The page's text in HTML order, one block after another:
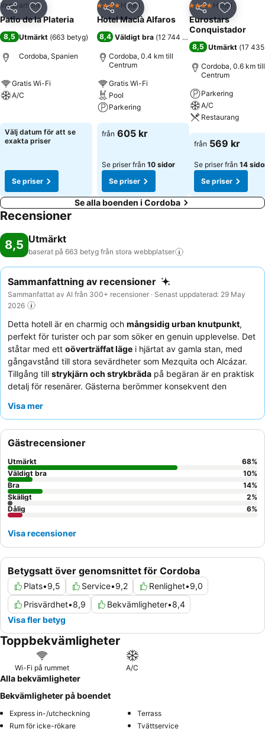
Dela Lägg till i Mina Favoriter
Vandrarhem
Patio de la Plateria
8,5 Utmärkt (663 betyg)
Cordoba, Spanien
Gratis Wi-Fi
A/C
Välj datum för att se
exakta priser
Se priser
Dela Lägg till i Mina Favoriter
4 StjärnorHotell
Hotel Macià Alfaros
8,4 Väldigt bra (12 744 betyg
Cordoba, 0.4 km till
Centrum
Gratis Wi-Fi
Pool
Parkering
Se priser
från 605 kr
Se priser från 10 sidor
Se priser
Dela Lägg till
4 StjärnorHotell
Eurostars
Conquistador
8,5 Utmärkt (17
Cordoba, 0.6 km till
Centrum
Parkering
A/C
Restaurang
Se priser
från 569 kr
Se priser från 14
Se priser
Se alla boenden i Cordoba
Recensioner
8,5 Utmärkt
baserat på 663 betyg från stora webbplatser
Sammanfattning av recensioner
Sammanfattat av AI från 300+ recensioner · Senast uppdaterad: 29 May
2026
Detta hotell är en charmig och mångsidig urban knutpunkt,
perfekt för turister och par som söker en genuin upplevelse. Det
ståtar med ett oöverträffat läge i hjärtat av gamla stan, med
gångavstånd till stora sevärdheter som Mezquita och Alcázar.
Tillgång till strykjärn och strykbräda på begäran är en praktisk
detalj för resenärer. Gästerna berömmer konsekvent den
otroligt vänlig, hjälpsam och uppmärksam. För en lugnare
för att undvika eventuellt gatubuller.
Visa mer
Betygsatt över genomsnittet för Cordoba
Plats•9,5 Service•9,2 Renlighet•9,0
Prisvärdhet•8,9 Bekvämligheter•8,4
Visa fler betyg
Gästrecensioner
Utmärkt 68%
Väldigt bra
10%
Bra
14%
Skäligt
2%
Dålig
6%
Visa recensioner
Toppbekvämligheter
Wi-Fi på rummet A/C
Alla bekvämligheter
Bekvämligheter på boendet
Express in-/utcheckning
Terrass
Rum för icke-rökare
Tvättservice